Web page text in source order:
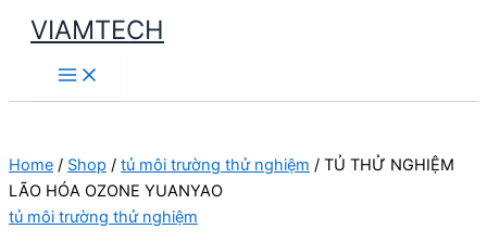
Skip
content
VIAMTECH
Main
Menu
Home / Shop / tủ môi trường thử nghiệm / TỦ THỬ NGHIỆM
LÃO HÓA OZONE YUANYAO
tủ môi trường thử nghiệm